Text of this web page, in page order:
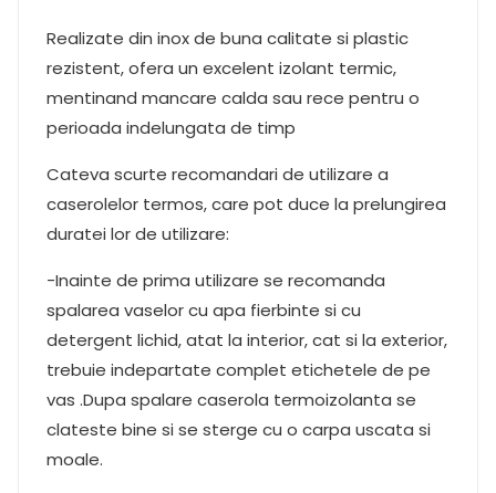
Realizate din inox de buna calitate si plastic
rezistent, ofera un excelent izolant termic,
mentinand mancare calda sau rece pentru o
perioada indelungata de timp
Cateva scurte recomandari de utilizare a
caserolelor termos, care pot duce la prelungirea
duratei lor de utilizare:
-Inainte de prima utilizare se recomanda
spalarea vaselor cu apa fierbinte si cu
detergent lichid, atat la interior, cat si la exterior,
trebuie indepartate complet etichetele de pe
vas .Dupa spalare caserola termoizolanta se
clateste bine si se sterge cu o carpa uscata si
moale.